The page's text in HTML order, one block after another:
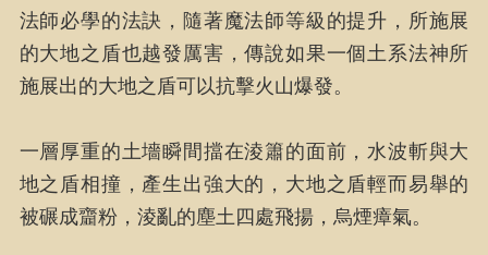
法師必學的法訣，隨著魔法師等級的提升，所施展
的大地之盾也越發厲害，傳說如果一個土系法神所
施展出的大地之盾可以抗擊火山爆發。
一層厚重的土墻瞬間擋在淩簫的面前，水波斬與大
地之盾相撞，產生出強大的，大地之盾輕而易舉的
被碾成齏粉，淩亂的塵土四處飛揚，烏煙瘴氣。